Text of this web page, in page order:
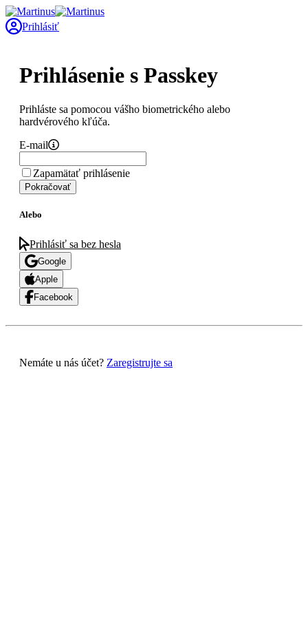
Prihlásiť
Prihlásenie s Passkey
Prihláste sa pomocou vášho biometrického alebo
hardvérového kľúča.
E-mail
Zapamätať prihlásenie
Pokračovať
Alebo
Prihlásiť sa bez hesla
Google
Apple
Facebook
Nemáte u nás účet? Zaregistrujte sa